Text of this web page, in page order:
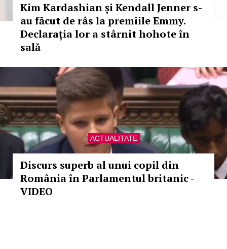
Kim Kardashian și Kendall Jenner s-
au făcut de râs la premiile Emmy.
Declarația lor a stârnit hohote în
sală
ACTUALITATE
Discurs superb al unui copil din
România în Parlamentul britanic -
VIDEO